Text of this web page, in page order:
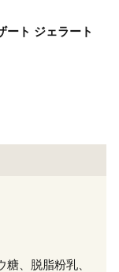
ート ジェラート
、脱脂粉乳、